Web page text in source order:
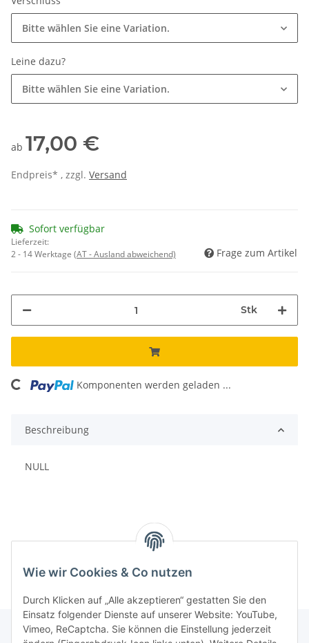
Bitte wählen Sie eine Variation.
Leine dazu?
Bitte wählen Sie eine Variation.
ab 17,00 €
Endpreis* , zzgl. Versand
Sofort verfügbar
Lieferzeit:
2 - 14 Werktage (AT - Ausland abweichend) Frage zum Artikel
Stk
Komponenten werden geladen ...
Beschreibung
NULL
Wie wir Cookies & Co nutzen
Durch Klicken auf „Alle akzeptieren“ gestatten Sie den
Einsatz folgender Dienste auf unserer Website: YouTube,
Vimeo, ReCaptcha. Sie können die Einstellung jederzeit